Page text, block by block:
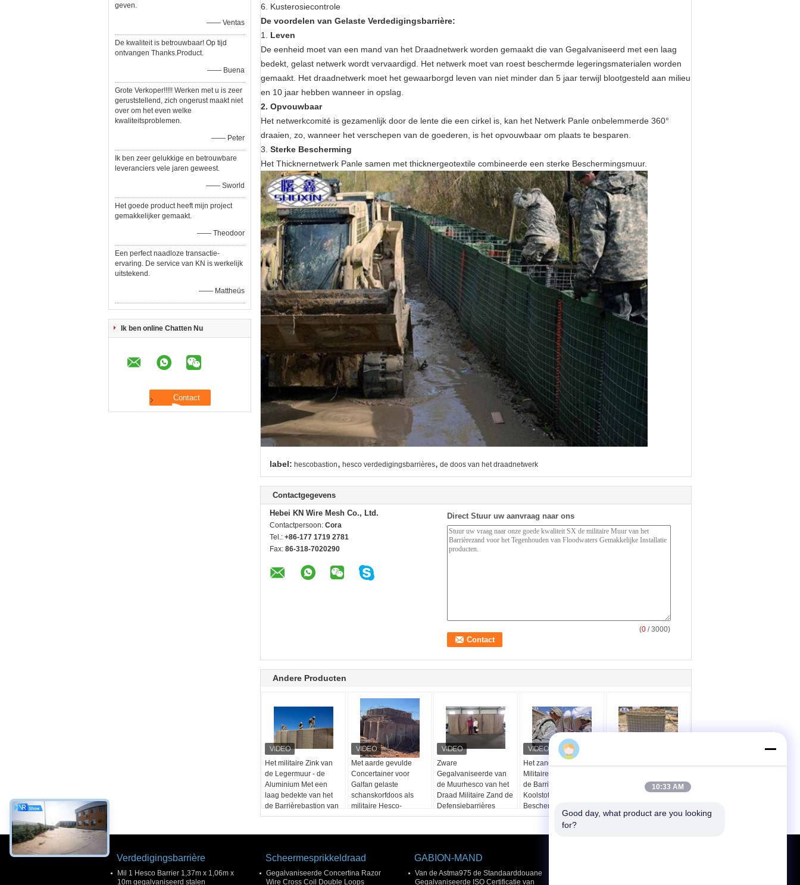
geven.
—— Ventas
De kwaliteit is betrouwbaar! Op tijd
ontvangen Thanks.Product.
—— Buena
Grote Verkoper!!!!! Werken met u is zeer
geruststellend, zich ongerust maakt niet
over om het even welke
kwaliteitsproblemen.
—— Peter
Ik ben zeer gelukkige en betrouwbare
leveranciers vele jaren geweest.
—— Sworld
Het goede product heeft mijn project
gemakkelijker gemaakt.
—— Theodoor
Een perfect naadloze transactie-
ervaring. De service van KN is werkelijk
uitstekend.
—— Mattheüs
Ik ben online Chatten Nu
6. Kusterosiecontrole
De voordelen van Gelaste Verdedigingsbarrière:
1. Leven
De eenheid moet van een mand van het Draadnetwerk worden gemaakt die van Gegalvaniseerd met een laag
bedekt, gelast netwerk wordt vervaardigd. Het netwerk moet van roest beschermde legeringsmaterialen worden
gemaakt. Het draadnetwerk moet het gewaarborgd leven van niet minder dan 5 jaar terwijl blootgesteld aan milieu
en 10 jaar hebben wanneer in opslag.
2. Opvouwbaar
Het netwerkcomité is gezamenlijk door de lente die een cirkel is, kan het Netwerk Panle onbelemmerde 360°
draaien, zo, wanneer het verschepen van de goederen, is het opvouwbaar om plaats te besparen.
3. Sterke Bescherming
Het Thicknernetwerk Panle samen met thicknergeotextile combineerde een sterke Beschermingsmuur.
label: hescobastion, hesco verdedigingsbarrières, de doos van het draadnetwerk
Contactgegevens
Hebei KN Wire Mesh Co., Ltd.
Contactpersoon: Cora
Tel.: +86-177 1719 2781
Fax: 86-318-7020290
Direct Stuur uw aanvraag naar ons
(0 / 3000)
Andere Producten
Het militaire Zink van
de Legermuur - de
Aluminium Met een
laag bedekte van het
de Barrièrebastion van
Typehesco
Met aarde gevulde
Concertainer voor
Galfan gelaste
schanskorfdoos als
militaire Hesco-
barrières
Zware
Gegalvaniseerde van
de Muurhesco van het
Draad Militaire Zand de
Defensiebarrières
Het zand vulde de
Militaire Draad van het
de Barrière Lage
Koolstofstaal van
Beschermingshesco
Zandkleur van het
Verdedigingsbarrière
Mil 1 Hesco Barrier 1,37m x 1,06m x
10m gegalvaniseerd stalen
Scheermesprikkeldraad
Gegalvaniseerde Concertina Razor
Wire Cross Coil Double Loops
GABION-MAND
Van de Astma975 de Standaarddouane
Gegalvaniseerde ISO Certificatie van
10:33 AM
Good day, what product are you looking
for?